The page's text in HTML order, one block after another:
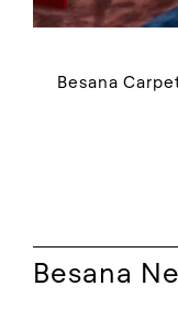
Besana
Besana